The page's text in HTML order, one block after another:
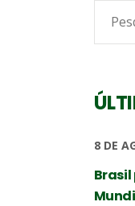
8 DE
Brasil